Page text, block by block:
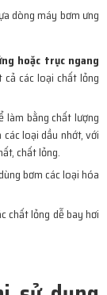
dòng máy bơm ưng
hoặc trục ngang
các loại chất lỏng
làm bằng chất lượng
loại dầu nhớt, với
chất lỏng.
bơm các loại hóa
chất lỏng dễ bay hơi